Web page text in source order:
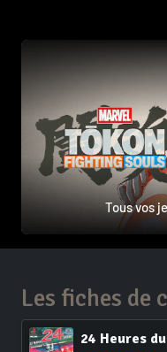
Tous vos
Les fiches de
24 Heures